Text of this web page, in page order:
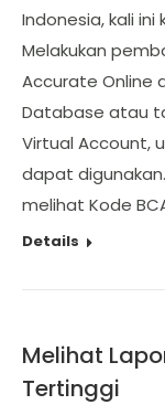
Indonesia, kali
Melakukan
Accurate Online
Database atau
Virtual Account,
dapat
melihat Kode
Details
Melihat
Tertinggi